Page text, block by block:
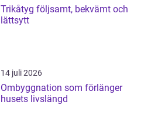
Trikåtyg följsamt, bekvämt och
lättsytt
14 juli 2026
Ombyggnation som förlänger
husets livslängd